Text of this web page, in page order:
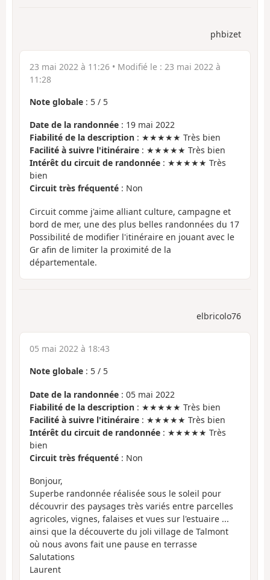
phbizet
23 mai 2022 à 11:26 • Modifié le : 23 mai 2022 à
11:28
Note globale : 5 / 5
Date de la randonnée : 19 mai 2022
Fiabilité de la description : ★★★★★ Très bien
Facilité à suivre l'itinéraire : ★★★★★ Très bien
Intérêt du circuit de randonnée : ★★★★★ Très
bien
Circuit très fréquenté : Non
Circuit comme j'aime alliant culture, campagne et
bord de mer, une des plus belles randonnées du 17
Possibilité de modifier l'itinéraire en jouant avec le
Gr afin de limiter la proximité de la
départementale.
elbricolo76
05 mai 2022 à 18:43
Note globale : 5 / 5
Date de la randonnée : 05 mai 2022
Fiabilité de la description : ★★★★★ Très bien
Facilité à suivre l'itinéraire : ★★★★★ Très bien
Intérêt du circuit de randonnée : ★★★★★ Très
bien
Circuit très fréquenté : Non
Bonjour,
Superbe randonnée réalisée sous le soleil pour
découvrir des paysages très variés entre parcelles
agricoles, vignes, falaises et vues sur l'estuaire ...
ainsi que la découverte du joli village de Talmont
où nous avons fait une pause en terrasse
Salutations
Laurent